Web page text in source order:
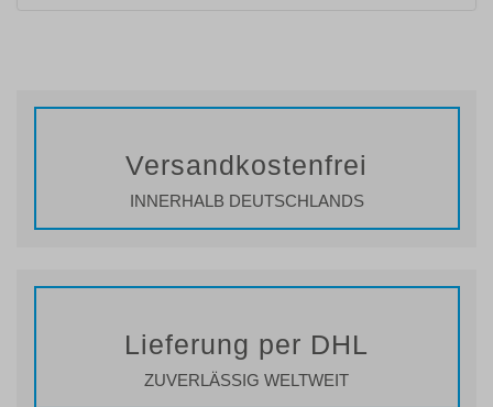
Versandkostenfrei
INNERHALB DEUTSCHLANDS
Lieferung per DHL
ZUVERLÄSSIG WELTWEIT